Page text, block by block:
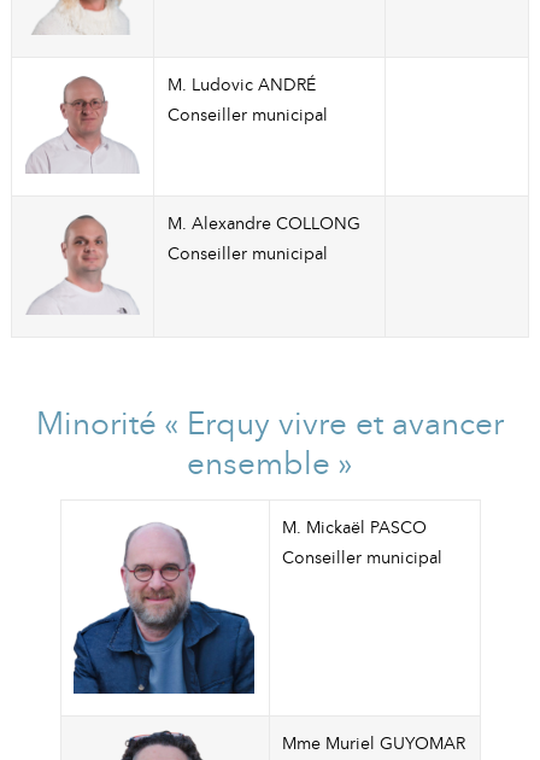
M. Ludovic ANDRÉ
Conseiller municipal
M. Alexandre COLLONG
Conseiller municipal
Minorité « Erquy vivre et avancer
ensemble »
M. Mickaël PASCO
Conseiller municipal
Mme Muriel GUYOMAR